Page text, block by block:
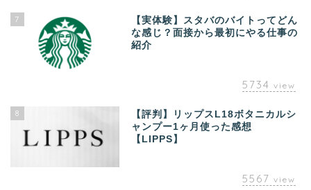
7
【実体験】スタバのバイトってどん
な感じ？面接から最初にやる仕事の
紹介
5734 view
8
【評判】リップスL18ボタニカルシ
ャンプー1ヶ月使った感想
【LIPPS】
5567 view